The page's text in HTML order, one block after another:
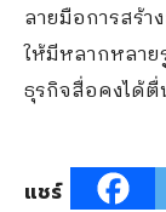
ลายมือการสร้
ให้มีหลากหลา
ธุรกิจสื่อคงได้
แชร์